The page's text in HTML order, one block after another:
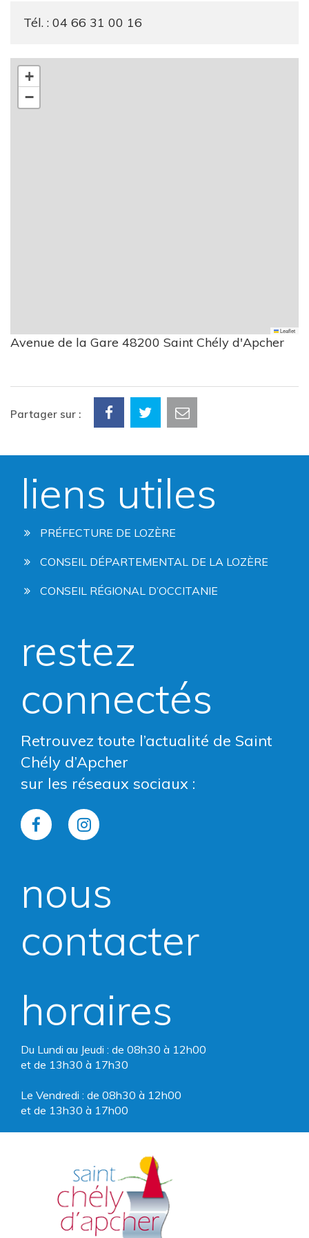
Tél. : 04 66 31 00 16
+
−
Leaflet
Avenue de la Gare 48200 Saint Chély d'Apcher
Partager sur :
liens utiles
PRÉFECTURE DE LOZÈRE
CONSEIL DÉPARTEMENTAL DE LA LOZÈRE
CONSEIL RÉGIONAL D’OCCITANIE
restez
connectés
Retrouvez toute l’actualité de Saint
Chély d’Apcher
sur les réseaux sociaux :
Lien
le
Facebook
Lien
le
Instagram
nous
contacter
horaires
Du Lundi au Jeudi : de 08h30 à 12h00
et de 13h30 à 17h30
Le Vendredi : de 08h30 à 12h00
et de 13h30 à 17h00